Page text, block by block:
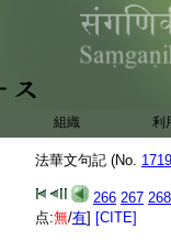
組織 利
法華文句記 (No.
266 267 268
点:無/有] [CITE]
有徳。如薄祐者。
在者。壽命憍如増
壽高計常。如少尚
明憍如憍慢。倶舍
憍如不如慢。倶舍
徳業天隔。謂稍下
如憍慢。倶舍云。
自得未肯劣於潘安
如名不同。此中直
未必全有。自愛爲
異。故四思惟並有